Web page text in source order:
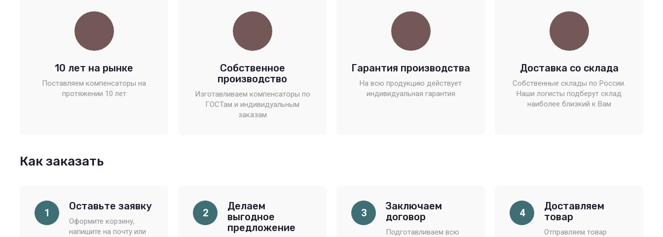
10 лет на рынке
Поставляем компенсаторы на
протяжении 10 лет
Собственное
производство
Изготавливаем компенсаторы по
ГОСТам и индивидуальным
заказам
Гарантия производства
На всю продукцию действует
индивидуальная гарантия
Доставка со склада
Собственные склады по России.
Наши логисты подберут склад
наиболее близкий к Вам
Как заказать
1
Оставьте заявку
Оформите корзину,
напишите на почту или
2
Делаем
выгодное
предложение
3
Заключаем
договор
Подготавливаем всю
4
Доставляем
товар
Отправляем товар